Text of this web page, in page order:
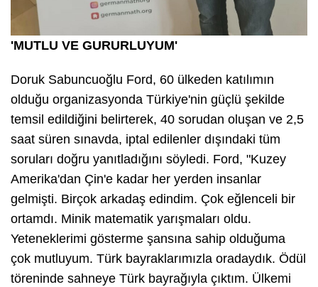
'MUTLU VE GURURLUYUM'
Doruk Sabuncuoğlu Ford, 60 ülkeden katılımın
olduğu organizasyonda Türkiye'nin güçlü şekilde
temsil edildiğini belirterek, 40 sorudan oluşan ve 2,5
saat süren sınavda, iptal edilenler dışındaki tüm
soruları doğru yanıtladığını söyledi. Ford, "Kuzey
Amerika'dan Çin'e kadar her yerden insanlar
gelmişti. Birçok arkadaş edindim. Çok eğlenceli bir
ortamdı. Minik matematik yarışmaları oldu.
Yeteneklerimi gösterme şansına sahip olduğuma
çok mutluyum. Türk bayraklarımızla oradaydık. Ödül
töreninde sahneye Türk bayrağıyla çıktım. Ülkemi